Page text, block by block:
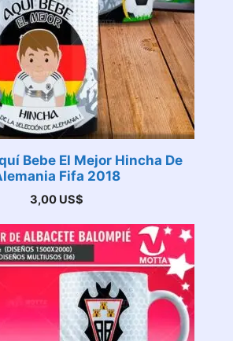
Bebe El Mejor Hincha De
Fifa 2018
3,00 US$